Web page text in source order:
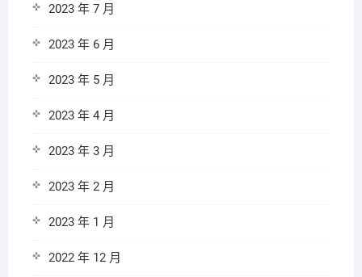
2023 年 7 月
2023 年 6 月
2023 年 5 月
2023 年 4 月
2023 年 3 月
2023 年 2 月
2023 年 1 月
2022 年 12 月